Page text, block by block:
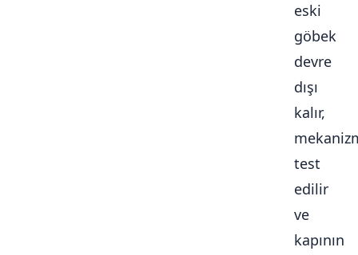
eski
göbek
devre
dışı
kalır,
test
edilir
ve
kapının